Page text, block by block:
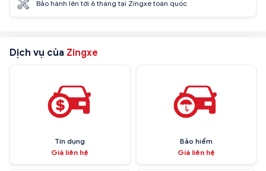
Bảo hành lên tới 6 tháng tại Zingxe toàn quốc
Dịch vụ của Zingxe
Tín dụng
Giá liên hệ
Bảo hiểm
Giá liên hệ